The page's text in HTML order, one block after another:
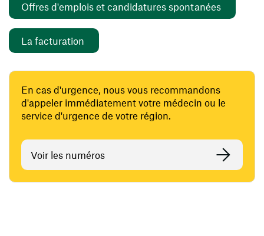
Offres d'emplois et candidatures spontanées
La facturation
En cas d'urgence, nous vous recommandons
d'appeler immédiatement votre médecin ou le
service d'urgence de votre région.
Voir les numéros